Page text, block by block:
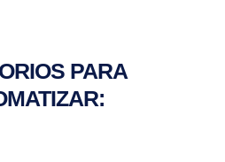
PARA